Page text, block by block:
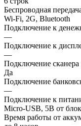
Беспроводная
Wi-Fi, 2G, Bluetooth
Подключение к
—
Подключение к
—
Подключение
Да
Подключение
—
Подключение к
Micro-USB, 5В от
Время работы от